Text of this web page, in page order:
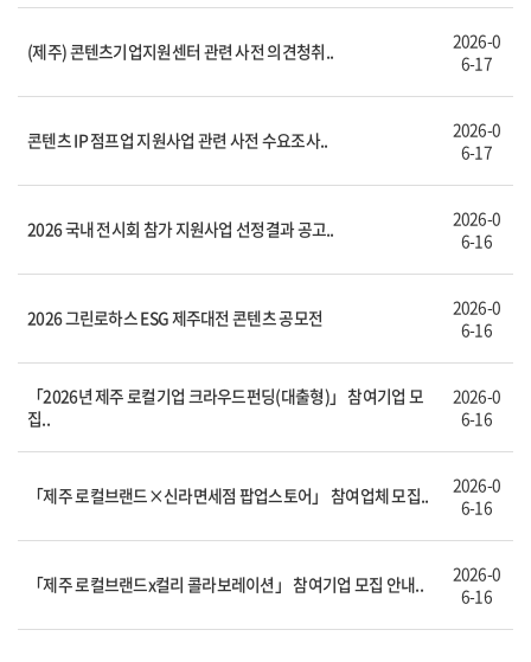
(제주) 콘텐츠기업지원센터 관련 사전 의견청취..
2026-0
6-17
콘텐츠 IP 점프업 지원사업 관련 사전 수요조사..
2026-0
6-17
2026 국내 전시회 참가 지원사업 선정결과 공고..
2026-0
6-16
2026 그린로하스 ESG 제주대전 콘텐츠 공모전
2026-0
6-16
「2026년 제주 로컬기업 크라우드펀딩(대출형)」 참여기업 모
집..
2026-0
6-16
「제주 로컬브랜드×신라면세점 팝업스토어」 참여업체 모집..
2026-0
6-16
「제주 로컬브랜드x컬리 콜라보레이션」 참여기업 모집 안내..
2026-0
6-16